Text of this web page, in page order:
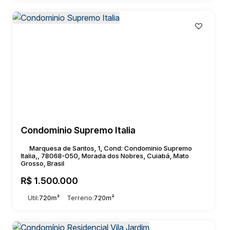
Condominio Supremo Italia
R$ 1.500.000
Marquesa de Santos, 1, Cond: Condominio Supremo
Italia,, 78068-050, Morada dos Nobres, Cuiabá, Mato
Grosso, Brasil
Útil:720m² Terreno:720m²